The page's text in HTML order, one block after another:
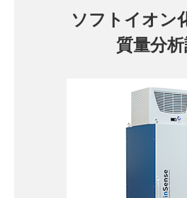
ソフトイオン
質量分